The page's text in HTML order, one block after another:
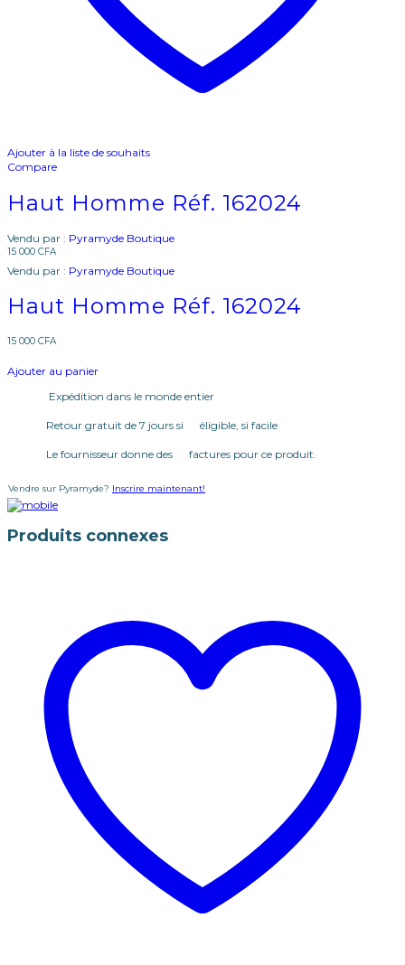
Ajouter à la liste de souhaits
Compare
Haut Homme Réf. 162024
Vendu par : Pyramyde Boutique
15 000 CFA
Vendu par : Pyramyde Boutique
Haut Homme Réf. 162024
15 000 CFA
Ajouter au panier
Expédition dans le monde entier
Retour gratuit de 7 jours si éligible, si facile
Le fournisseur donne des factures pour ce produit.
Vendre sur Pyramyde? Inscrire maintenant!
Produits connexes